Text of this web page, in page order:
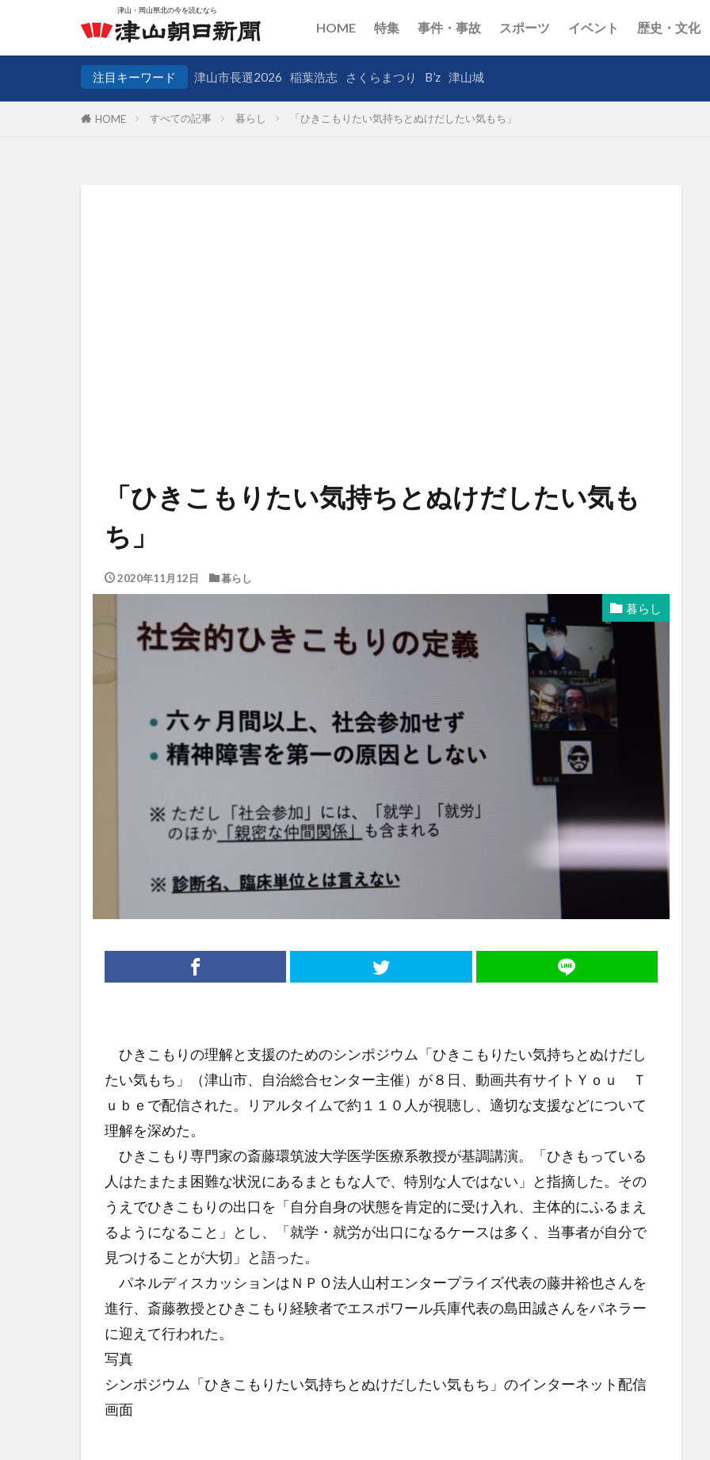
HOME 特集 事件・事故 スポーツ イベント 歴史・文化
注目キーワード 津山市長選2026 稲葉浩志 さくらまつり B’z 津山城
HOME すべての記事 暮らし 「ひきこもりたい気持ちとぬけだしたい気もち」
「ひきこもりたい気持ちとぬけだしたい気も
ち」
2020年11月12日 暮らし
暮らし
ひきこもりの理解と支援のためのシンポジウム「ひきこもりたい気持ちとぬけだし
たい気もち」（津山市、自治総合センター主催）が８日、動画共有サイトＹｏｕ Ｔ
ｕｂｅで配信された。リアルタイムで約１１０人が視聴し、適切な支援などについて
理解を深めた。
ひきこもり専門家の斎藤環筑波大学医学医療系教授が基調講演。「ひきもっている
人はたまたま困難な状況にあるまともな人で、特別な人ではない」と指摘した。その
うえでひきこもりの出口を「自分自身の状態を肯定的に受け入れ、主体的にふるまえ
るようになること」とし、「就学・就労が出口になるケースは多く、当事者が自分で
見つけることが大切」と語った。
パネルディスカッションはＮＰＯ法人山村エンタープライズ代表の藤井裕也さんを
進行、斎藤教授とひきこもり経験者でエスポワール兵庫代表の島田誠さんをパネラー
に迎えて行われた。
写真
シンポジウム「ひきこもりたい気持ちとぬけだしたい気もち」のインターネット配信
画面